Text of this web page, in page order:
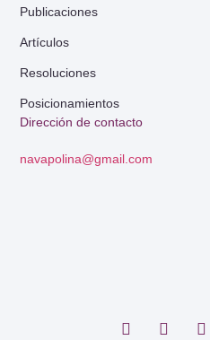
Dirección de contacto
navapolina@gmail.com
Publicaciones
Artículos
Resoluciones
Posicionamientos